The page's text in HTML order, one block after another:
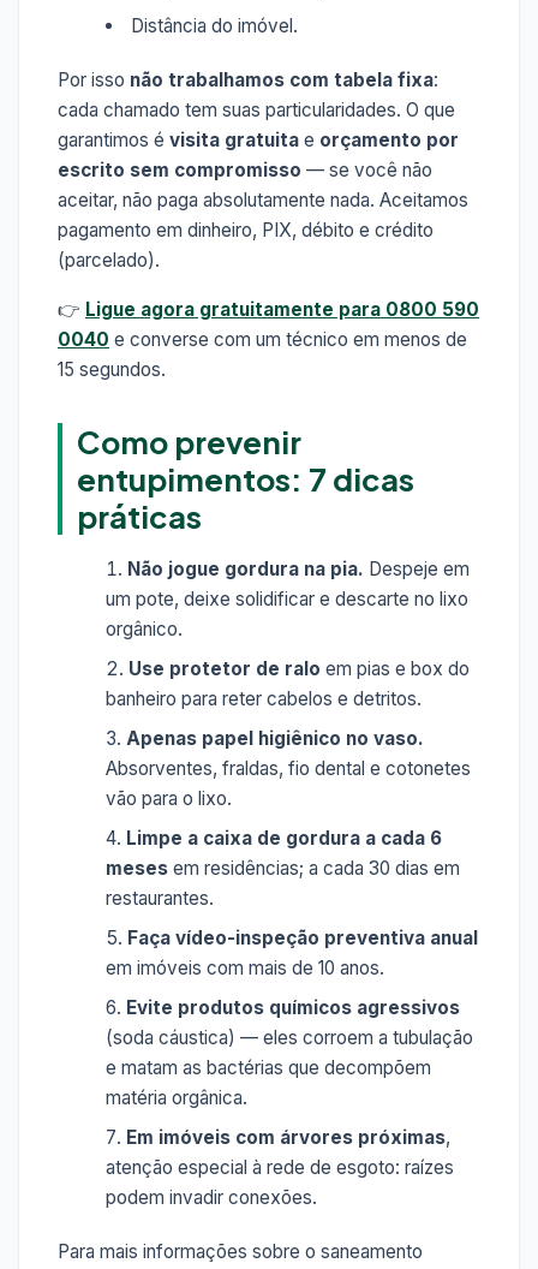
Distância do imóvel.
Por isso não trabalhamos com tabela fixa:
cada chamado tem suas particularidades. O que
garantimos é visita gratuita e orçamento por
escrito sem compromisso — se você não
aceitar, não paga absolutamente nada. Aceitamos
pagamento em dinheiro, PIX, débito e crédito
(parcelado).
👉 Ligue agora gratuitamente para 0800 590
0040 e converse com um técnico em menos de
15 segundos.
Como prevenir
entupimentos: 7 dicas
práticas
Não jogue gordura na pia. Despeje em
um pote, deixe solidificar e descarte no lixo
orgânico.
Use protetor de ralo em pias e box do
banheiro para reter cabelos e detritos.
Apenas papel higiênico no vaso.
Absorventes, fraldas, fio dental e cotonetes
vão para o lixo.
Limpe a caixa de gordura a cada 6
meses em residências; a cada 30 dias em
restaurantes.
Faça vídeo-inspeção preventiva anual
em imóveis com mais de 10 anos.
Evite produtos químicos agressivos
(soda cáustica) — eles corroem a tubulação
e matam as bactérias que decompõem
matéria orgânica.
Em imóveis com árvores próximas,
atenção especial à rede de esgoto: raízes
podem invadir conexões.
Para mais informações sobre o saneamento